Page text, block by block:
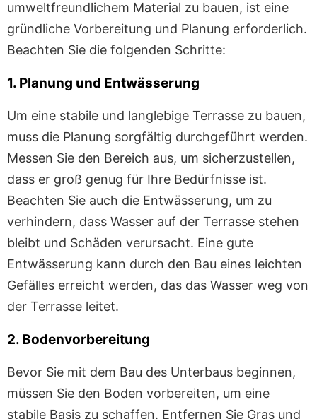
umweltfreundlichem Material zu bauen, ist eine
gründliche Vorbereitung und Planung erforderlich.
Beachten Sie die folgenden Schritte:
1. Planung und Entwässerung
Um eine stabile und langlebige Terrasse zu bauen,
muss die Planung sorgfältig durchgeführt werden.
Messen Sie den Bereich aus, um sicherzustellen,
dass er groß genug für Ihre Bedürfnisse ist.
Beachten Sie auch die Entwässerung, um zu
verhindern, dass Wasser auf der Terrasse stehen
bleibt und Schäden verursacht. Eine gute
Entwässerung kann durch den Bau eines leichten
Gefälles erreicht werden, das das Wasser weg von
der Terrasse leitet.
2. Bodenvorbereitung
Bevor Sie mit dem Bau des Unterbaus beginnen,
müssen Sie den Boden vorbereiten, um eine
stabile Basis zu schaffen. Entfernen Sie Gras und